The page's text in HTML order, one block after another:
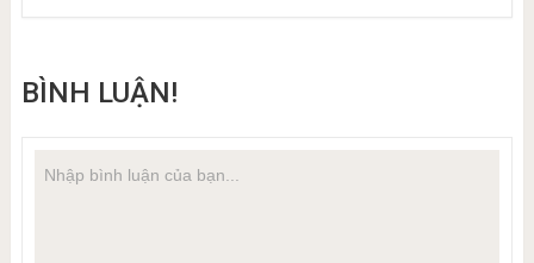
BÌNH LUẬN!